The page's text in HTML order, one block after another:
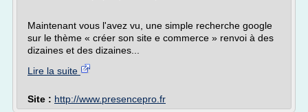
Maintenant vous l'avez vu, une simple recherche google
sur le thème « créer son site e commerce » renvoi à des
dizaines et des dizaines...
Lire la suite
Site : http://www.presencepro.fr